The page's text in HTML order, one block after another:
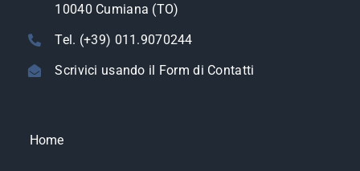
10040 Cumiana (TO)
Tel. (+39) 011.9070244
Scrivici usando il Form di Contatti
Home